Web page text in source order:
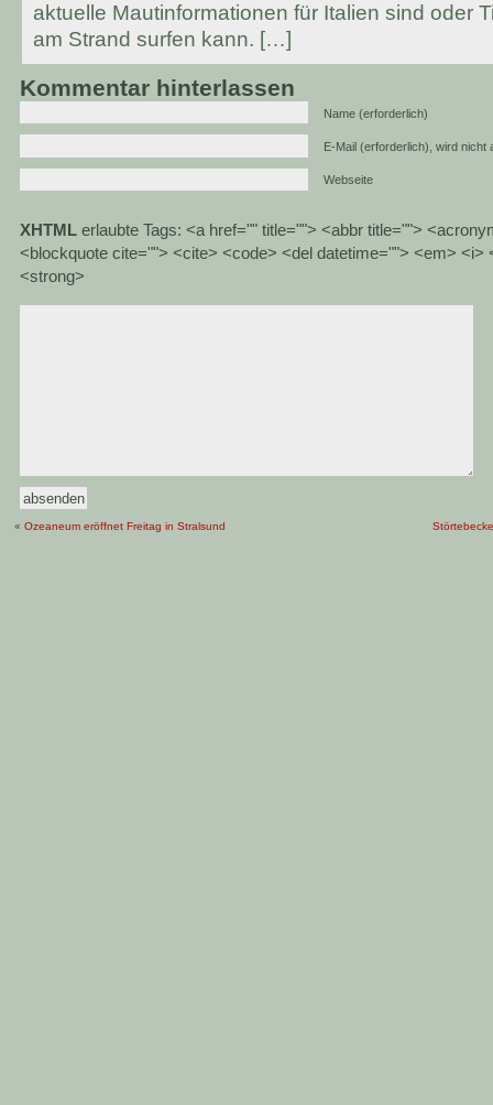
aktuelle Mautinformationen für Italien sind oder
am Strand surfen kann. […]
Kommentar hinterlassen
Name (erforderlich)
E-Mail (erforderlich), wird nicht
Webseite
XHTML erlaubte Tags: <a href="" title=""> <abbr title="">
<blockquote cite=""> <cite> <code> <del datetime=""> <em> <i>
<strong>
« Ozeaneum eröffnet Freitag in Stralsund